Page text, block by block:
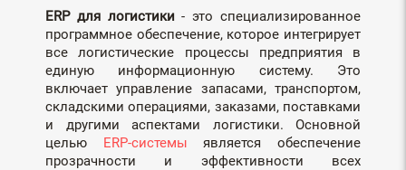
ERP для логистики- это специализированное
программное обеспечение, которое интегрирует
все логистические процессы предприятия в
единую информационную систему. Это
включает управление запасами, транспортом,
складскими операциями, заказами, поставками
и другими аспектами логистики. Основной
целью ERP-системы является обеспечение
прозрачности и эффективности всех